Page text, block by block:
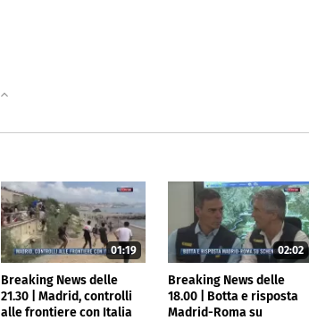
01:19
Breaking News delle
21.30 | Madrid, controlli
alle frontiere con Italia
02:02
Breaking News delle
18.00 | Botta e risposta
Madrid-Roma su